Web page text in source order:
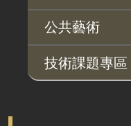
公共藝術
技術課題專區